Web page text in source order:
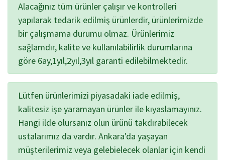
Alacağınız tüm ürünler çalışır ve kontrolleri
yapılarak tedarik edilmiş ürünlerdir, ürünlerimizde
bir çalışmama durumu olmaz. Ürünlerimiz
sağlamdır, kalite ve kullanılabilirlik durumlarına
göre 6ay,1yıl,2yıl,3yıl garanti edilebilmektedir.
Lütfen ürünlerimizi piyasadaki iade edilmiş,
kalitesiz işe yaramayan ürünler ile kıyaslamayınız.
Hangi ilde olursanız olun ürünü takdırabilecek
ustalarımız da vardır. Ankara'da yaşayan
müşterilerimiz veya gelebielecek olanlar için kendi